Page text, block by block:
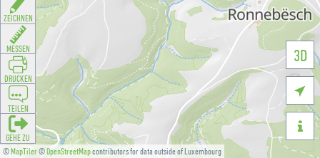
©MapTiler©OpenStreetMapcontributors for data outside of Luxembourg
3D


ZEICHNEN
MESSEN
DRUCKEN
TEILEN
GEHE ZU